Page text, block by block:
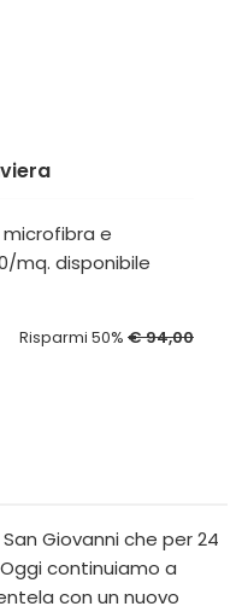
e
mq. disponibile
Risparmi 50% € 94,00
Giovanni che per 24
continuiamo a
con un nuovo